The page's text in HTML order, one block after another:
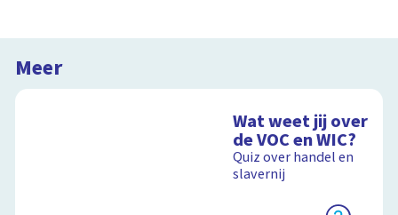
Meer
Wat weet jij over
de VOC en WIC?
Quiz over handel en
slavernij